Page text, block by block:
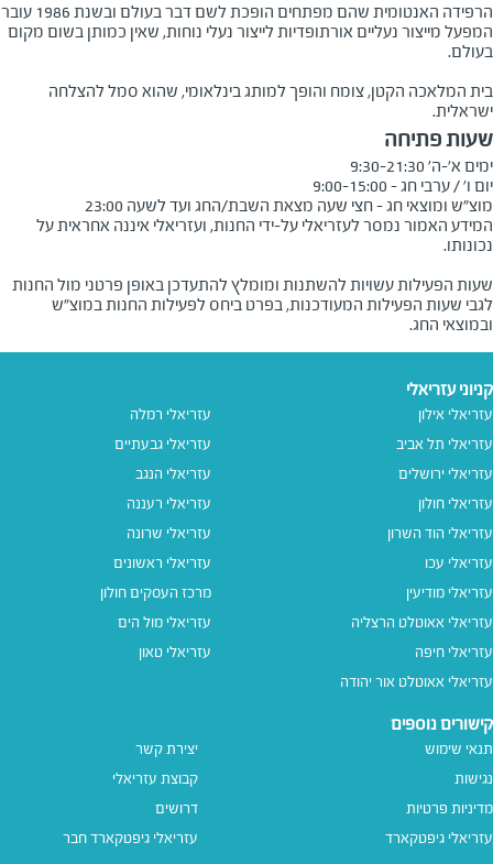
הרפידה האנטומית שהם מפתחים הופכת לשם דבר בעולם ובשנת 1986 עובר
המפעל מייצור נעליים אורתופדיות לייצור נעלי נוחות, שאין כמותן בשום מקום
בעולם.
בית המלאכה הקטן, צומח והופך למותג בינלאומי, שהוא סמל להצלחה
ישראלית.
שעות פתיחה
מוצ"ש ומוצאי חג - חצי שעה מצאת השבת/החג ועד לשעה 23:00
המידע האמור נמסר לעזריאלי על-ידי החנות, ועזריאלי איננה אחראית על
שעות הפעילות עשויות להשתנות ומומלץ להתעדכן באופן פרטני מול החנות
לגבי שעות הפעילות המעודכנות, בפרט ביחס לפעילות החנות במוצ"ש
ובמוצאי החג.
קניוני עזריאלי
עזריאלי אילון
עזריאלי תל אביב
עזריאלי ירושלים
עזריאלי חולון
עזריאלי הוד השרון
עזריאלי עכו
עזריאלי מודיעין
עזריאלי אאוטלט הרצליה
עזריאלי חיפה
עזריאלי אאוטלט אור יהודה
עזריאלי רמלה
עזריאלי גבעתיים
עזריאלי הנגב
עזריאלי רעננה
עזריאלי שרונה
עזריאלי ראשונים
מרכז העסקים חולון
עזריאלי מול הים
עזריאלי טאון
קישורים נוספים
תנאי שימוש
נגישות
מדיניות פרטיות
עזריאלי גיפטקארד
יצירת קשר
קבוצת עזריאלי
דרושים
עזריאלי גיפטקארד חבר‎